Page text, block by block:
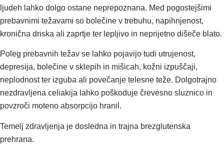
ljudeh lahko dolgo ostane neprepoznana. Med pogostejšimi
prebavnimi težavami so bolečine v trebuhu, napihnjenost,
kronična driska ali zaprtje ter lepljivo in neprijetno dišeče blato.
Poleg prebavnih težav se lahko pojavijo tudi utrujenost,
depresija, bolečine v sklepih in mišicah, kožni izpuščaji,
neplodnost ter izguba ali povečanje telesne teže. Dolgotrajno
nezdravljena celiakija lahko poškoduje črevesno sluznico in
povzroči moteno absorpcijo hranil.
Temelj zdravljenja je dosledna in trajna brezglutenska
prehrana.